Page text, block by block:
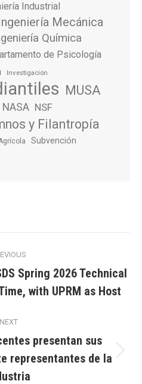
Industrial
Mecánica
Química
de Psicología
Investigación
MUSA
NASA NSF
y Filantropía
Subvención
Previous
post:
Spring 2026 Technical
with UPRM as Host
NEXT
Next
post:
presentan sus
representantes de la